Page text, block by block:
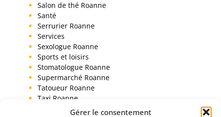
Gérer le consentement
Salon de thé Roanne
Santé
Serrurier Roanne
Services
Sexologue Roanne
Sports et loisirs
Stomatologue Roanne
Supermarché Roanne
Tatoueur Roanne
Taxi Roanne
Toiletteur chien Roanne